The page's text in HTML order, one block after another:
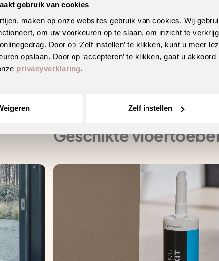
gebruik van cookies
maken op onze websites gebruik van cookies. Wij
om uw voorkeuren op te slaan, om inzicht te
Door op ‘Zelf instellen’ te klikken, kunt u meer
opslaan. Door op ‘accepteren’ te klikken, gaat u
privacyverklaring.
Zelf instellen
een vloer die weinig onderhoud vraagt
vloerverwarming en -koeling
Geschikte